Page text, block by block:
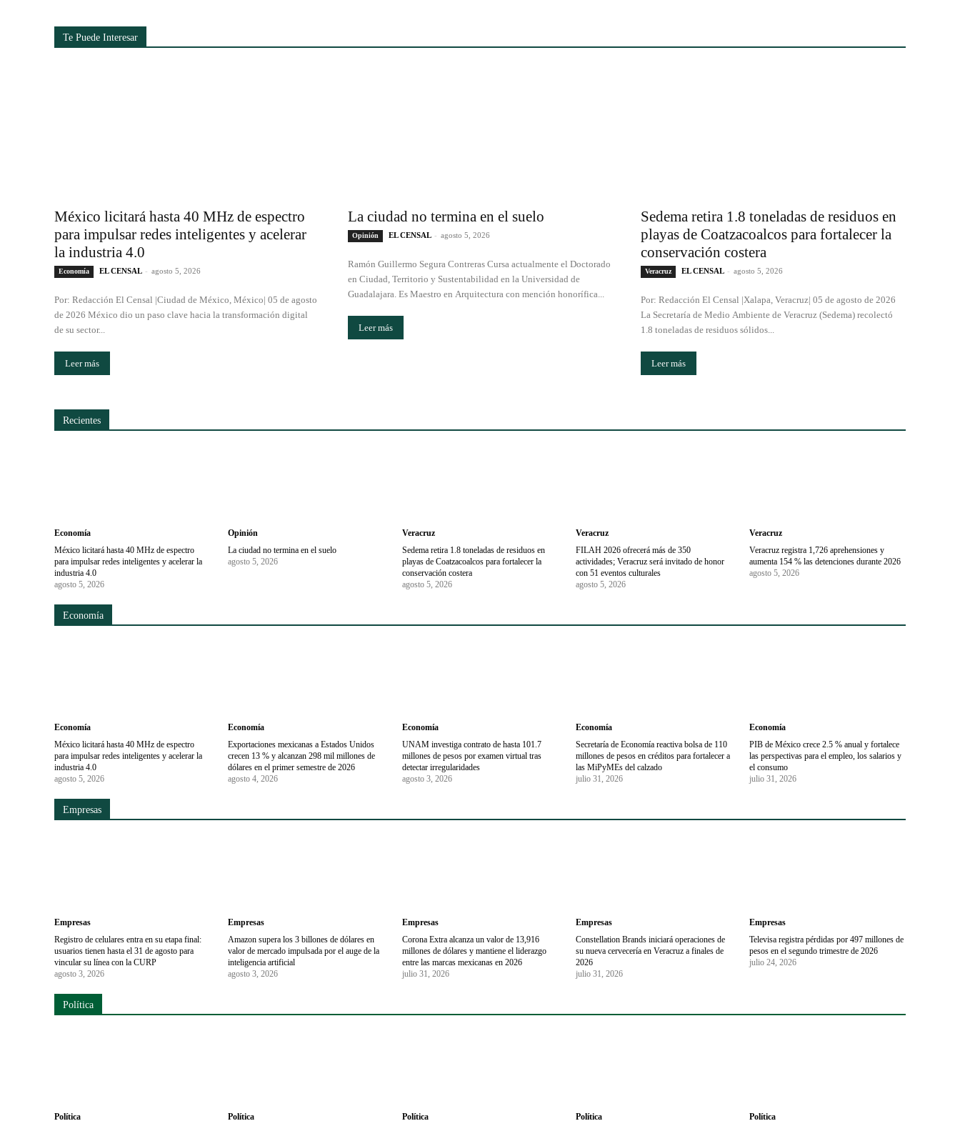
Te Puede Interesar
México licitará hasta 40 MHz de espectro
para impulsar redes inteligentes y acelerar
la industria 4.0
Economía EL CENSAL - agosto 5, 2026
Por: Redacción El Censal |Ciudad de México, México| 05 de agosto
de 2026 México dio un paso clave hacia la transformación digital
de su sector...
Leer más
La ciudad no termina en el suelo
Opinión EL CENSAL - agosto 5, 2026
Ramón Guillermo Segura Contreras Cursa actualmente el Doctorado
en Ciudad, Territorio y Sustentabilidad en la Universidad de
Guadalajara. Es Maestro en Arquitectura con mención honorífica...
Leer más
Sedema retira 1.8 toneladas de residuos en
playas de Coatzacoalcos para fortalecer la
conservación costera
Veracruz EL CENSAL - agosto 5, 2026
Por: Redacción El Censal |Xalapa, Veracruz| 05 de agosto de 2026
La Secretaría de Medio Ambiente de Veracruz (Sedema) recolectó
1.8 toneladas de residuos sólidos...
Leer más
Recientes
Economía
México licitará hasta 40 MHz de espectro
para impulsar redes inteligentes y acelerar la
industria 4.0
agosto 5, 2026
Opinión
La ciudad no termina en el suelo
agosto 5, 2026
Veracruz
Sedema retira 1.8 toneladas de residuos en
playas de Coatzacoalcos para fortalecer la
conservación costera
agosto 5, 2026
Veracruz
FILAH 2026 ofrecerá más de 350
actividades; Veracruz será invitado de honor
con 51 eventos culturales
agosto 5, 2026
Veracruz
Veracruz registra 1,726 aprehensiones y
aumenta 154 % las detenciones durante 2026
agosto 5, 2026
Economía
Economía
México licitará hasta 40 MHz de espectro
para impulsar redes inteligentes y acelerar la
industria 4.0
agosto 5, 2026
Economía
Exportaciones mexicanas a Estados Unidos
crecen 13 % y alcanzan 298 mil millones de
dólares en el primer semestre de 2026
agosto 4, 2026
Economía
UNAM investiga contrato de hasta 101.7
millones de pesos por examen virtual tras
detectar irregularidades
agosto 3, 2026
Economía
Secretaría de Economía reactiva bolsa de 110
millones de pesos en créditos para fortalecer a
las MiPyMEs del calzado
julio 31, 2026
Economía
PIB de México crece 2.5 % anual y fortalece
las perspectivas para el empleo, los salarios y
el consumo
julio 31, 2026
Empresas
Empresas
Registro de celulares entra en su etapa final:
usuarios tienen hasta el 31 de agosto para
vincular su línea con la CURP
agosto 3, 2026
Empresas
Amazon supera los 3 billones de dólares en
valor de mercado impulsada por el auge de la
inteligencia artificial
agosto 3, 2026
Empresas
Corona Extra alcanza un valor de 13,916
millones de dólares y mantiene el liderazgo
entre las marcas mexicanas en 2026
julio 31, 2026
Empresas
Constellation Brands iniciará operaciones de
su nueva cervecería en Veracruz a finales de
2026
julio 31, 2026
Empresas
Televisa registra pérdidas por 497 millones de
pesos en el segundo trimestre de 2026
julio 24, 2026
Política
Política Política Política Política Política